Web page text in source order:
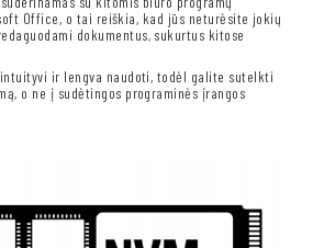
Office, o tai reiškia, kad jūs neturėsite jokių
dokumentus, sukurtus kitose
ir lengva naudoti, todėl galite sutelkti
o ne į sudėtingos programinės įrangos